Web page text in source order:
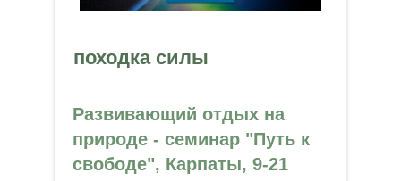
походка силы
Развивающий отдых на
природе - семинар "Путь к
свободе", Карпаты, 9-21